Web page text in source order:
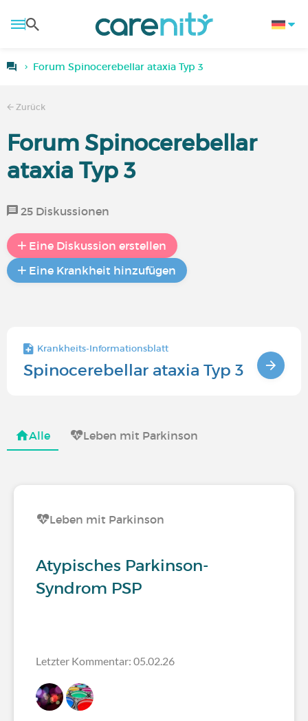
Forum Spinocerebellar ataxia Typ 3
Zurück
Forum Spinocerebellar
ataxia Typ 3
25 Diskussionen
Eine Diskussion erstellen
Eine Krankheit hinzufügen
Krankheits-Informationsblatt
Spinocerebellar ataxia Typ 3
Alle Leben mit Parkinson
Leben mit Parkinson
Atypisches Parkinson-
Syndrom PSP
Letzter Kommentar: 05.02.26